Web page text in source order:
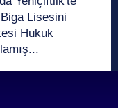
Lisesini
Hukuk